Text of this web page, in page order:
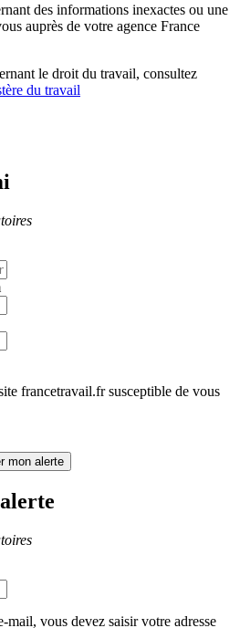
des informations inexactes ou une
auprès de votre agence France
le droit du travail, consultez
du travail
francetravail.fr susceptible de vous
mon alerte
mail, vous devez saisir votre adresse